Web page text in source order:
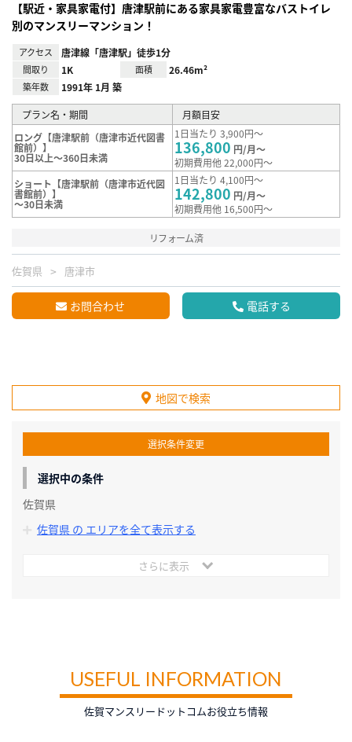
【駅近・家具家電付】唐津駅前にある家具家電豊富なバストイレ
別のマンスリーマンション！
アクセス 唐津線「唐津駅」徒歩1分
間取り 1K 面積 26.46m²
築年数 1991年 1月 築
プラン名・期間
月額目安
ロング【唐津駅前（唐津市近代図書
館前）】
30日以上～360日未満
1日当たり 3,900円～
136,800 円/月～
初期費用他 22,000円～
ショート【唐津駅前（唐津市近代図
書館前）】
～30日未満
1日当たり 4,100円～
142,800 円/月～
初期費用他 16,500円～
リフォーム済
佐賀県 唐津市
お問合わせ 電話する
地図で検索
選択条件変更
選択中の条件
佐賀県
佐賀県 の エリアを全て表示する
さらに表示
USEFUL INFORMATION
佐賀マンスリードットコムお役立ち情報